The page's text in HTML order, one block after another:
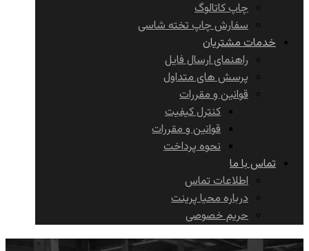
چاپ کاتالوگ
سفارش چاپ تخته شاسی
خدمات مشتریان
راهنمای ارسال فایل
پرسش های متداول
قوانین و مقررات
کنترل کیفیت
قوانین و مقررات
نحوه پرداخت
تماس با ما
اطلاعات تماس
درباره محیا پرینت
حریم خصوصی